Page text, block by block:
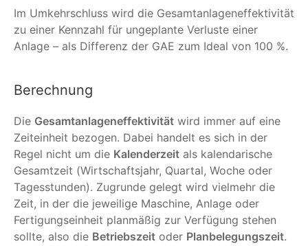
Im Umkehrschluss wird die Gesamtanlageneffektivität
zu einer Kennzahl für ungeplante Verluste einer
Anlage – als Differenz der GAE zum Ideal von 100 %.
Berechnung
Die Gesamtanlageneffektivität wird immer auf eine
Zeiteinheit bezogen. Dabei handelt es sich in der
Regel nicht um die Kalenderzeit als kalendarische
Gesamtzeit (Wirtschaftsjahr, Quartal, Woche oder
Tagesstunden). Zugrunde gelegt wird vielmehr die
Zeit, in der die jeweilige Maschine, Anlage oder
Fertigungseinheit planmäßig zur Verfügung stehen
sollte, also die Betriebszeit oder Planbelegungszeit.